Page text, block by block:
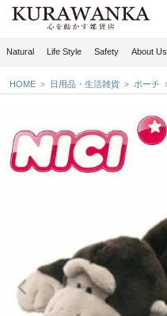
Natural Life Style Safety About Us
HOME 日用品・生活雑貨 ポーチ